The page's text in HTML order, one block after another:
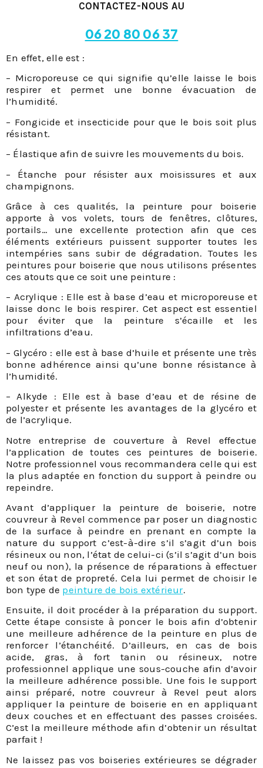
CONTACTEZ-NOUS AU
06 20 80 06 37
En effet, elle est :
– Microporeuse ce qui signifie qu’elle laisse le bois
respirer et permet une bonne évacuation de
l’humidité.
– Fongicide et insecticide pour que le bois soit plus
résistant.
– Élastique afin de suivre les mouvements du bois.
– Étanche pour résister aux moisissures et aux
champignons.
Grâce à ces qualités, la peinture pour boiserie
apporte à vos volets, tours de fenêtres, clôtures,
portails… une excellente protection afin que ces
éléments extérieurs puissent supporter toutes les
intempéries sans subir de dégradation. Toutes les
peintures pour boiserie que nous utilisons présentes
ces atouts que ce soit une peinture :
– Acrylique : Elle est à base d’eau et microporeuse et
laisse donc le bois respirer. Cet aspect est essentiel
pour éviter que la peinture s’écaille et les
infiltrations d’eau.
– Glycéro : elle est à base d’huile et présente une très
bonne adhérence ainsi qu’une bonne résistance à
l’humidité.
– Alkyde : Elle est à base d’eau et de résine de
polyester et présente les avantages de la glycéro et
de l’acrylique.
Notre entreprise de couverture à Revel effectue
l’application de toutes ces peintures de boiserie.
Notre professionnel vous recommandera celle qui est
la plus adaptée en fonction du support à peindre ou
repeindre.
Avant d’appliquer la peinture de boiserie, notre
couvreur à Revel commence par poser un diagnostic
de la surface à peindre en prenant en compte la
nature du support c’est-à-dire s’il s’agit d’un bois
résineux ou non, l’état de celui-ci (s’il s’agit d’un bois
neuf ou non), la présence de réparations à effectuer
et son état de propreté. Cela lui permet de choisir le
bon type de peinture de bois extérieur.
Ensuite, il doit procéder à la préparation du support.
Cette étape consiste à poncer le bois afin d’obtenir
une meilleure adhérence de la peinture en plus de
renforcer l’étanchéité. D’ailleurs, en cas de bois
acide, gras, à fort tanin ou résineux, notre
professionnel applique une sous-couche afin d’avoir
la meilleure adhérence possible. Une fois le support
ainsi préparé, notre couvreur à Revel peut alors
appliquer la peinture de boiserie en en appliquant
deux couches et en effectuant des passes croisées.
C’est la meilleure méthode afin d’obtenir un résultat
parfait !
Ne laissez pas vos boiseries extérieures se dégrader